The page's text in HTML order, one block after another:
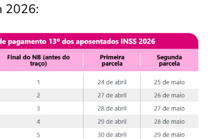
2026: